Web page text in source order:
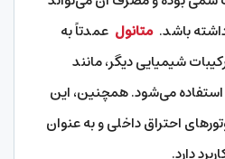
باشد.متانول عمدتاً به
شیمیایی دیگر، مانند
می‌شود. همچنین، این
احتراق داخلی و به عنوان